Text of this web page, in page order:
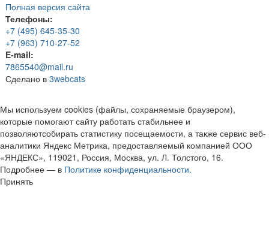
Полная версия сайта
Телефоны:
+7 (495) 645-35-30
+7 (963) 710-27-52
E-mail:
7865540@mail.ru
Сделано в 3webcats
Мы используем cookies (файлы, сохраняемые браузером),
которые помогают сайту работать стабильнее и
позволяютсобирать статистику посещаемости, а также сервис веб-
аналитики Яндекс Метрика, предоставляемый компанией ООО
«ЯНДЕКС», 119021, Россия, Москва, ул. Л. Толстого, 16.
Подробнее — в Политике конфиденциальности.
Принять